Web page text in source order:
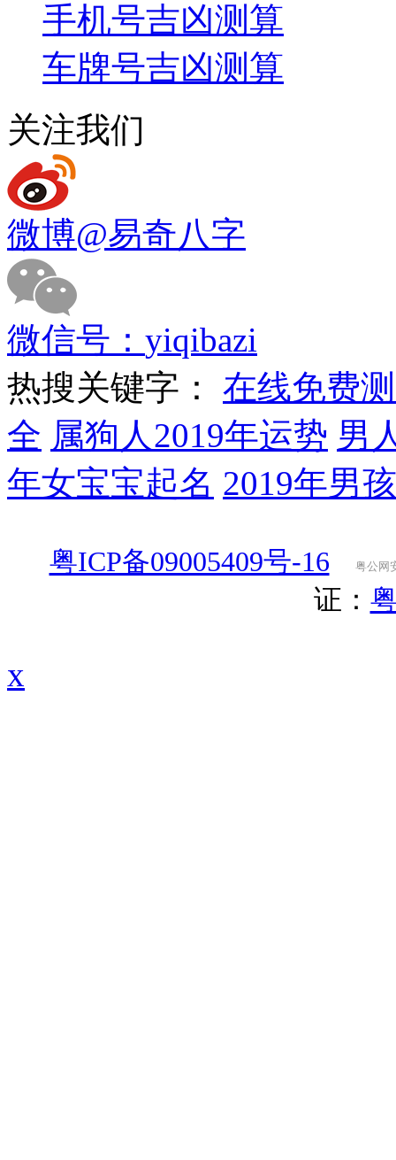
车牌号吉凶测算
关注我们
微博
微信号：
热搜关键字：在线免费
全 属狗人2019年运势 男
年女宝宝起名 2019年男
证：